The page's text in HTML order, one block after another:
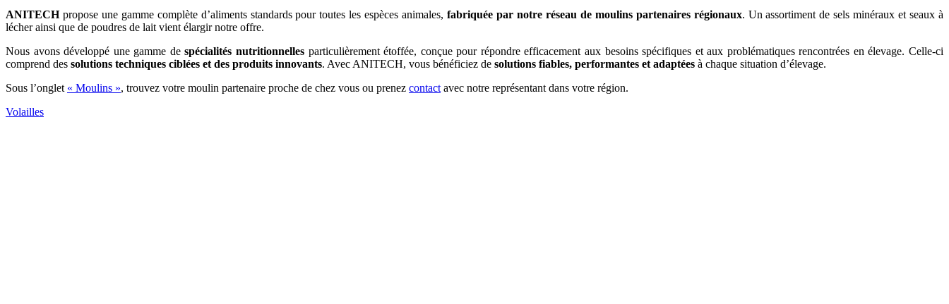
ANITECHpropose une gamme complète d’aliments standards pour toutes les espèces animales,fabriquée par notre réseau de moulins partenaires régionaux. Un assortiment de sels minéraux et seaux à
lécher ainsi que de poudres de lait vient élargir notre offre.
Nous avons développé une gamme despécialités nutritionnellesparticulièrement étoffée, conçue pour répondre efficacement aux besoins spécifiques et aux problématiques rencontrées en élevage. Celle-ci
comprend des solutions techniques ciblées et des produits innovants. Avec ANITECH, vous bénéficiez de solutions fiables, performantes et adaptées à chaque situation d’élevage.
Sous l’onglet « Moulins », trouvez votre moulin partenaire proche de chez vous ou prenez contactavec notre représentant dans votre région.
Volailles